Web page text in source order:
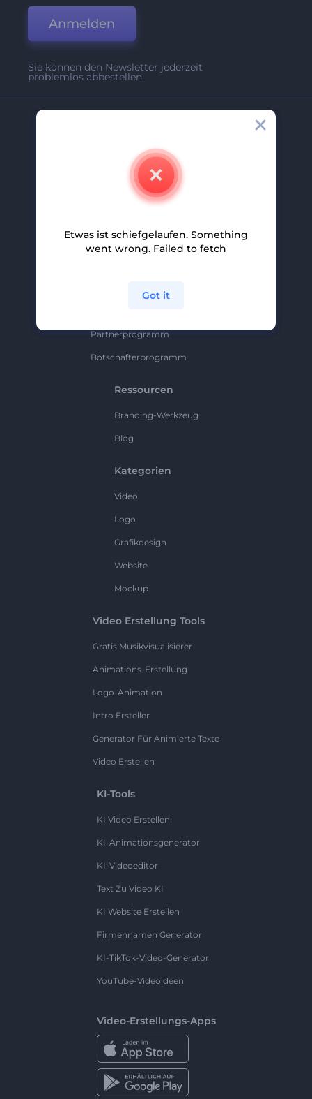
Anmelden
Sie können den Newsletter jederzeit
problemlos abbestellen.
Partnerprogramm
Partnerprogramm
Botschafterprogramm
Ressourcen
Branding-Werkzeug
Blog
Kategorien
Video
Logo
Grafikdesign
Website
Mockup
Video Erstellung Tools
Gratis Musikvisualisierer
Animations-Erstellung
Logo-Animation
Intro Ersteller
Generator Für Animierte Texte
Video Erstellen
KI-Tools
KI Video Erstellen
KI-Animationsgenerator
KI-Videoeditor
Text Zu Video KI
KI Website Erstellen
Firmennamen Generator
KI-TikTok-Video-Generator
YouTube-Videoideen
Video-Erstellungs-Apps
Etwas ist schiefgelaufen. Something
went wrong. Failed to fetch
Got it